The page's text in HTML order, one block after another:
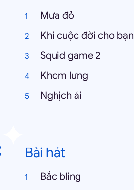
Mưa đỏ
Khi cuộc đời cho
Squid game 2
Khom lưng
Nghịch ái
Bài hát
Bắc bling